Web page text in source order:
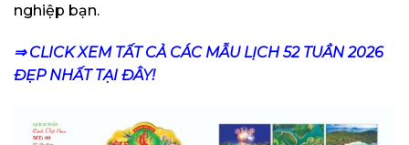
nghiệp bạn.
⇒ CLICK XEM TẤT CẢ CÁC MẪU LỊCH 52 TUẦN 2026
ĐẸP NHẤT TẠI ĐÂY!